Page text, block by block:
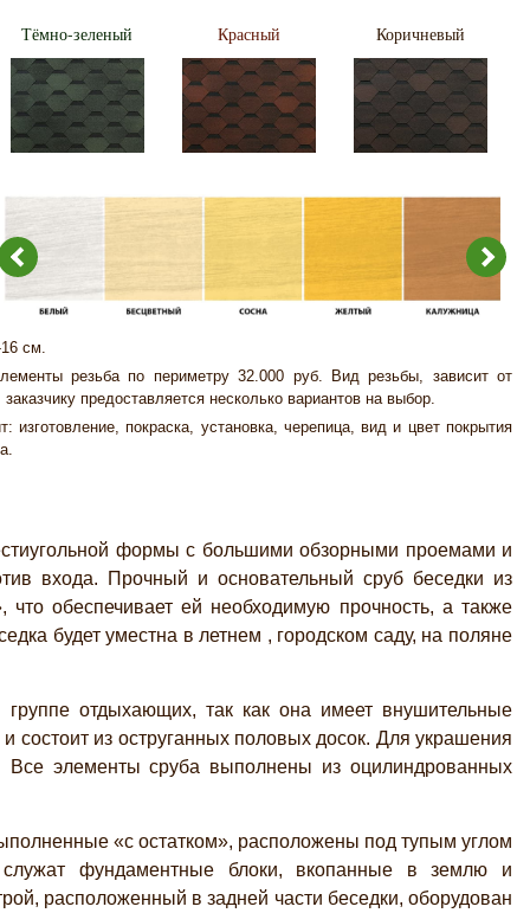
Тёмно-зеленый Красный Коричневый
см.
резьба по периметру 32.000 руб. Вид резьбы, зависит от
предоставляется несколько вариантов на выбор.
изготовление, покраска, установка, черепица, вид и цвет покрытия
формы с большими обзорными проемами и
входа. Прочный и основательный сруб беседки из
обеспечивает ей необходимую прочность, а также
будет уместна в летнем , городском саду, на поляне
отдыхающих, так как она имеет внушительные
из оструганных половых досок. Для украшения
Все элементы сруба выполнены из оцилиндрованных
«с остатком», расположены под тупым углом
фундаментные блоки, вкопанные в землю и
расположенный в задней части беседки, оборудован